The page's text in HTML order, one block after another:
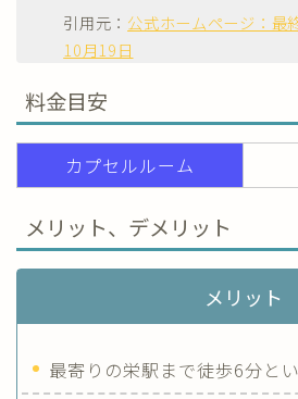
引用元： 公式ホームページ：最
10月19日
料金目安
カプセルルーム
メリット、デメリット
メリット
最寄りの栄駅まで徒歩6分と